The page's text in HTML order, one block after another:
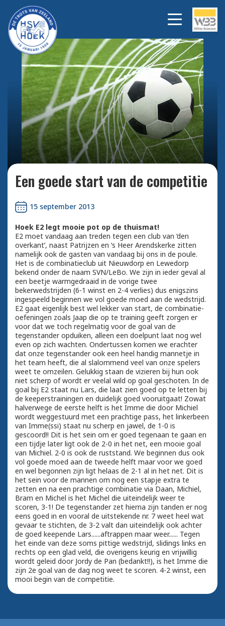
Bekijk alle foto's
Een goede start van de competitie
15 september 2013
Hoek E2 legt mooie pot op de thuismat!
E2 moet vandaag aan treden tegen een club van ‘den
overkant’, naast Patrijzen en ‘s Heer Arendskerke zitten
namelijk ook de gasten van vandaag bij ons in de poule.
Het is de combinatieclub uit Nieuwdorp en Lewedorp
bekend onder de naam SVN/LeBo. We zijn in ieder geval al
een beetje warmgedraaid in de vorige twee
bekerwedstrijden (6-1 winst en 2-4 verlies) dus enigszins
ingespeeld beginnen we vol goede moed aan de wedstrijd.
E2 gaat eigenlijk best wel lekker van start, de combinatie-
oefeningen zoals Jaap die op te training geeft zorgen er
voor dat we toch regelmatig voor de goal van de
tegenstander opduiken, alleen een doelpunt laat nog wel
even op zich wachten. Ondertussen komen we erachter
dat onze tegenstander ook een heel handig mannetje in
het team heeft, die al slalommend veel van onze spelers
weet te omzeilen. Gelukkig staan de vizieren bij hun ook
niet scherp of wordt er veelal wild op goal geschoten. In de
goal bij E2 staat nu Lars, die laat zien goed op te letten bij
de keeperstrainingen en duidelijk goed vooruitgaat! Zowat
halverwege de eerste helft is het Imme die door Michiel
wordt weggestuurd met een prachtige pass, het linkerbeen
van Imme(ssi) staat nu scherp en jawel, de 1-0 is
gescoord!! Dit is het sein om er goed tegenaan te gaan en
een tijdje later ligt ook de 2-0 in het net, een mooie goal
van Michiel. 2-0 is ook de ruststand. We beginnen dus ook
vol goede moed aan de tweede helft maar voor we goed
en wel begonnen zijn ligt helaas de 2-1 al in het net. Dit is
het sein voor de mannen om nog een stapje extra te
zetten en na een prachtige combinatie via Daan, Michiel,
Bram en Michel is het Michel die uiteindelijk weer te
scoren, 3-1! De tegenstander zet hierna zijn tanden er nog
eens goed in en vooral de uitstekende nr. 7 weet heel wat
gevaar te stichten, de 3-2 valt dan uiteindelijk ook achter
de goed keepende Lars......aftrappen maar weer...... Tegen
het einde van deze soms pittige wedstrijd, slidings links en
rechts op een glad veld, die overigens keurig en vrijwillig
wordt geleid door Jordy de Pan (bedankt!!), is het Imme die
zijn 2e goal van de dag nog weet te scoren. 4-2 winst, een
mooi begin van de competitie.